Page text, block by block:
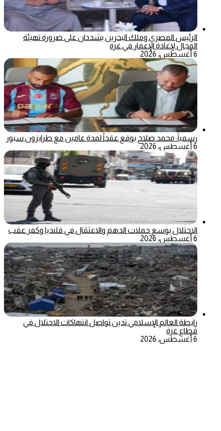
الرئيس المصري وملك البحرين يشددان على ضرورة تهيئة
المجال لإعادة الإعمار في غزة
6 أغسطس، 2026
رسمياً: محمد صلاح يوقع عقداً لمدة عامين مع طرابزون سبور
6 أغسطس، 2026
الاحتلال يوسع حملات الدهم والاعتقال في قلنديا وكفر عقب
6 أغسطس، 2026
رابطة العالم الإسلامي تدين تواصل انتهاكات الاحتلال في
قطاع غزة
6 أغسطس، 2026